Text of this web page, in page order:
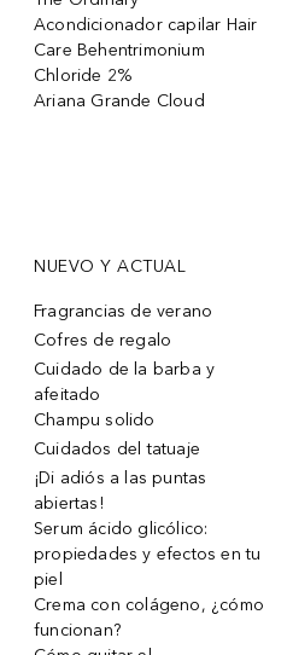
Acondicionador capilar Hair
Care Behentrimonium
Chloride 2%
Ariana Grande Cloud
NUEVO Y ACTUAL
Fragrancias de verano
Cofres de regalo
Cuidado de la barba y
afeitado
Champu solido
Cuidados del tatuaje
¡Di adiós a las puntas
abiertas!
Serum ácido glicólico:
propiedades y efectos en tu
piel
Crema con colágeno, ¿cómo
funcionan?